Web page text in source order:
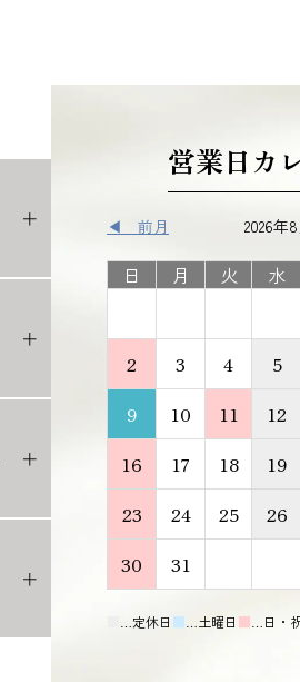
営業日カ
◀ 前月 2026年
日 月 火 水
2
3 4 5
9
10 11 12
16
17 18 19
23
24 25 26
30
31
…定休日 ■ …土曜日 ■ …日・